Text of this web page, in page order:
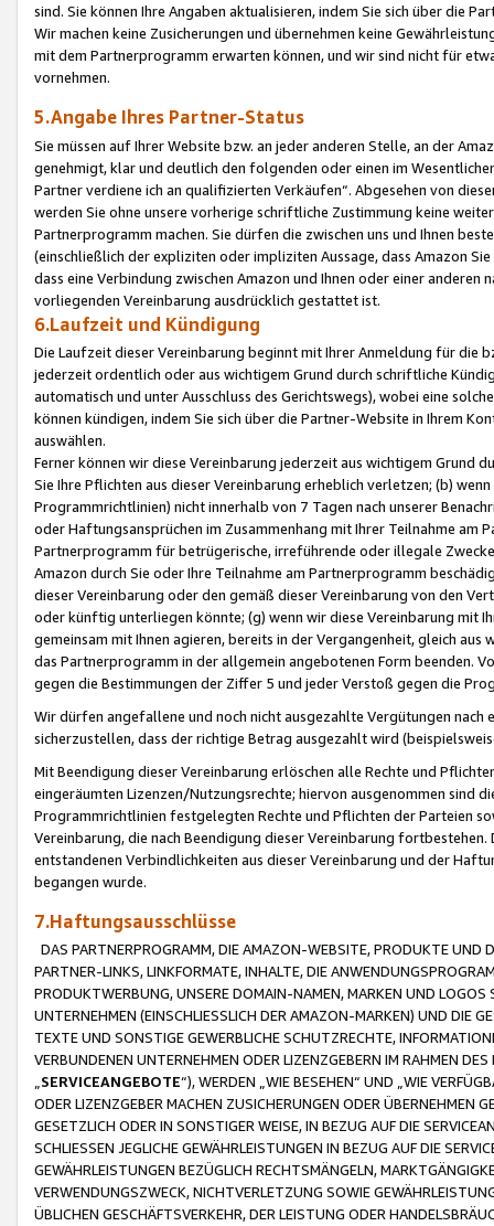
sind. Sie können Ihre Angaben aktualisieren, indem Sie sich über die
Wir machen keine Zusicherungen und übernehmen keine
mit dem Partnerprogramm erwarten können, und wir sind nicht für
vornehmen.
5.Angabe Ihres Partner-Status
Sie müssen auf Ihrer Website bzw. an jeder anderen Stelle, an der
genehmigt, klar und deutlich den folgenden oder einen im
Partner verdiene ich an qualifizierten Verkäufen“. Abgesehen von
werden Sie ohne unsere vorherige schriftliche Zustimmung keine
Partnerprogramm machen. Sie dürfen die zwischen uns und Ihnen
(einschließlich der expliziten oder impliziten Aussage, dass Amazon
dass eine Verbindung zwischen Amazon und Ihnen oder einer
vorliegenden Vereinbarung ausdrücklich gestattet ist.
6.Laufzeit und Kündigung
Die Laufzeit dieser Vereinbarung beginnt mit Ihrer Anmeldung für die
jederzeit ordentlich oder aus wichtigem Grund durch schriftliche
automatisch und unter Ausschluss des Gerichtswegs), wobei eine
können kündigen, indem Sie sich über die Partner-Website in Ihrem
auswählen.
Ferner können wir diese Vereinbarung jederzeit aus wichtigem Grund
Sie Ihre Pflichten aus dieser Vereinbarung erheblich verletzen; (b)
Programmrichtlinien) nicht innerhalb von 7 Tagen nach unserer
oder Haftungsansprüchen im Zusammenhang mit Ihrer Teilnahme am
Partnerprogramm für betrügerische, irreführende oder illegale
Amazon durch Sie oder Ihre Teilnahme am Partnerprogramm
dieser Vereinbarung oder den gemäß dieser Vereinbarung von den
oder künftig unterliegen könnte; (g) wenn wir diese Vereinbarung mit
gemeinsam mit Ihnen agieren, bereits in der Vergangenheit, gleich
das Partnerprogramm in der allgemein angebotenen Form beenden.
gegen die Bestimmungen der Ziffer 5 und jeder Verstoß gegen die
Wir dürfen angefallene und noch nicht ausgezahlte Vergütungen
sicherzustellen, dass der richtige Betrag ausgezahlt wird
Mit Beendigung dieser Vereinbarung erlöschen alle Rechte und
eingeräumten Lizenzen/Nutzungsrechte; hiervon ausgenommen sind
Programmrichtlinien festgelegten Rechte und Pflichten der Parteien
Vereinbarung, die nach Beendigung dieser Vereinbarung
entstandenen Verbindlichkeiten aus dieser Vereinbarung und der
begangen wurde.
7.Haftungsausschlüsse
DAS PARTNERPROGRAMM, DIE AMAZON-WEBSITE, PRODUKTE UND
PARTNER-LINKS, LINKFORMATE, INHALTE, DIE
PRODUKTWERBUNG, UNSERE DOMAIN-NAMEN, MARKEN UND
UNTERNEHMEN (EINSCHLIESSLICH DER AMAZON-MARKEN) UND DIE
TEXTE UND SONSTIGE GEWERBLICHE SCHUTZRECHTE,
VERBUNDENEN UNTERNEHMEN ODER LIZENZGEBERN IM RAHMEN
SERVICEANGEBOTE“), WERDEN „WIE BESEHEN“ UND „WIE
ODER LIZENZGEBER MACHEN ZUSICHERUNGEN ODER ÜBERNEHMEN
GESETZLICH ODER IN SONSTIGER WEISE, IN BEZUG AUF DIE
SCHLIESSEN JEGLICHE GEWÄHRLEISTUNGEN IN BEZUG AUF DIE
GEWÄHRLEISTUNGEN BEZÜGLICH RECHTSMÄNGELN,
VERWENDUNGSZWECK, NICHTVERLETZUNG SOWIE
ÜBLICHEN GESCHÄFTSVERKEHR, DER LEISTUNG ODER